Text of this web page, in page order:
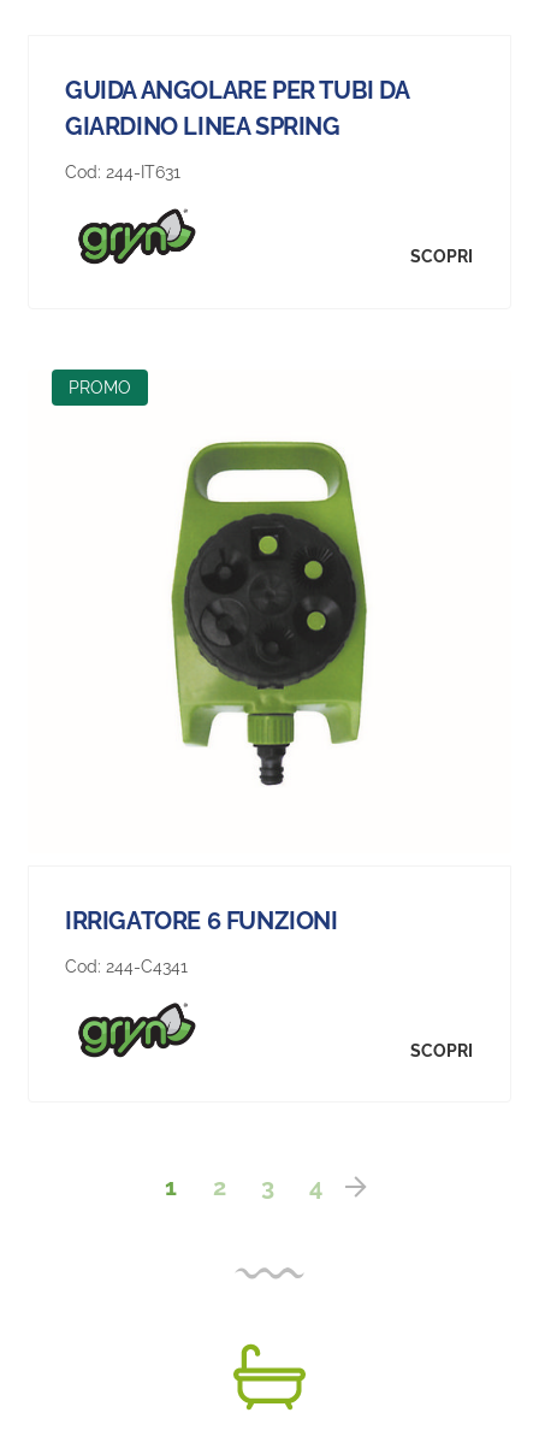
GUIDA ANGOLARE PER TUBI DA
GIARDINO LINEA SPRING
Cod: 244-IT631
SCOPRI
PROMO
IRRIGATORE 6 FUNZIONI
Cod: 244-C4341
SCOPRI
1 2 3 4